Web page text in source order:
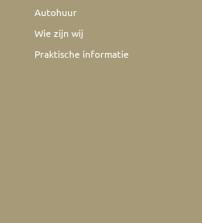
Autohuur
Wie zijn wij
Praktische informatie